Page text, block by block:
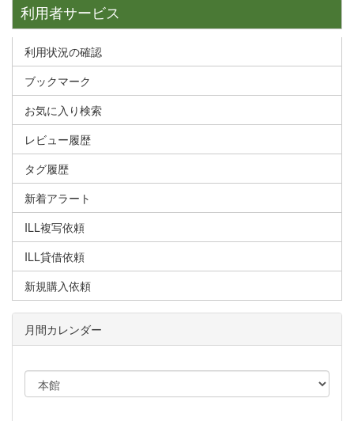
利用者サービス
利用状況の確認
ブックマーク
お気に入り検索
レビュー履歴
タグ履歴
新着アラート
ILL複写依頼
ILL貸借依頼
新規購入依頼
月間カレンダー